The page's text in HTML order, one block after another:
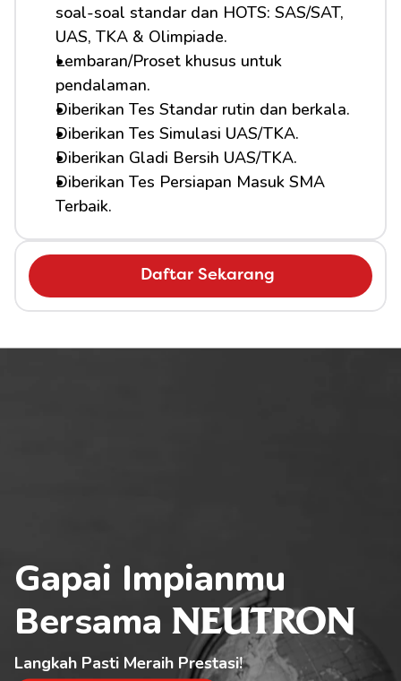
Daftar Sekarang
soal-soal standar dan HOTS: SAS/SAT,
UAS, TKA & Olimpiade.
Lembaran/Proset khusus untuk
pendalaman.
Diberikan Tes Standar rutin dan berkala.
Diberikan Tes Simulasi UAS/TKA.
Diberikan Gladi Bersih UAS/TKA.
Diberikan Tes Persiapan Masuk SMA
Terbaik.
Gapai Impianmu
Bersama NEUTRON
Langkah Pasti Meraih Prestasi!